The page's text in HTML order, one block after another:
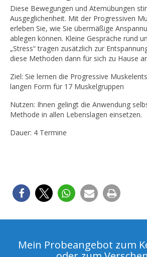
Diese Bewegungen und Atemübungen
Ausgeglichenheit. Mit der Progressiven
erleben Sie, wie Sie übermäßige
ablegen können. Kleine Gespräche rund
„Stress“ tragen zusätzlich zur
diese Methoden dann für sich zu Hause
Ziel: Sie lernen die Progressive
langen Form für 17 Muskelgruppen
Nutzen: Ihnen gelingt die Anwendung
Methode in allen Lebenslagen einsetzen.
Dauer: 4 Termine
Mein Probeangebot zum